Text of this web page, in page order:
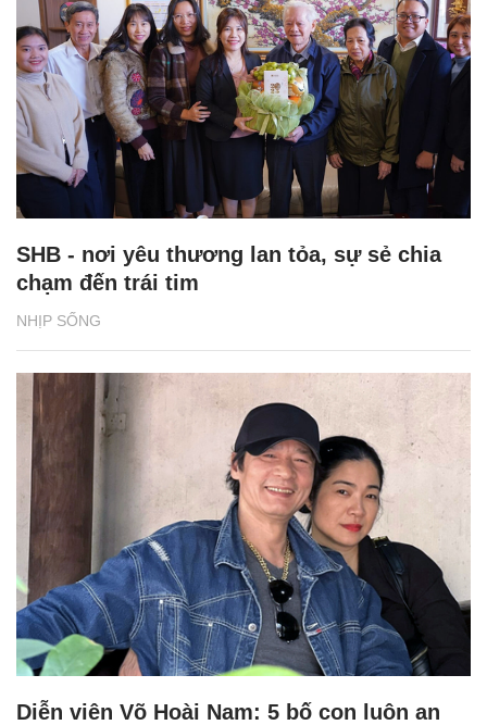
NHỊP SỐNG
SHB - nơi yêu thương lan tỏa, sự sẻ chia
chạm đến trái tim
Diễn viên Võ Hoài Nam: 5 bố con luôn an